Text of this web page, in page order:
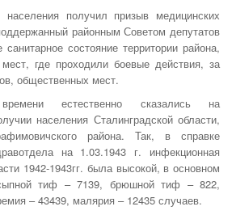
получил призыв медицинских
районным Советом депутатов
состояние территории района,
где проходили боевые действия, за
общественных мест.
естественно сказались на
населения Сталинградской области,
района. Так, в справке
на 1.03.1943 г. инфекционная
1942-1943гг. была высокой, в основном
тиф – 7139, брюшной тиф – 822,
– 43439, малярия – 12435 случаев.